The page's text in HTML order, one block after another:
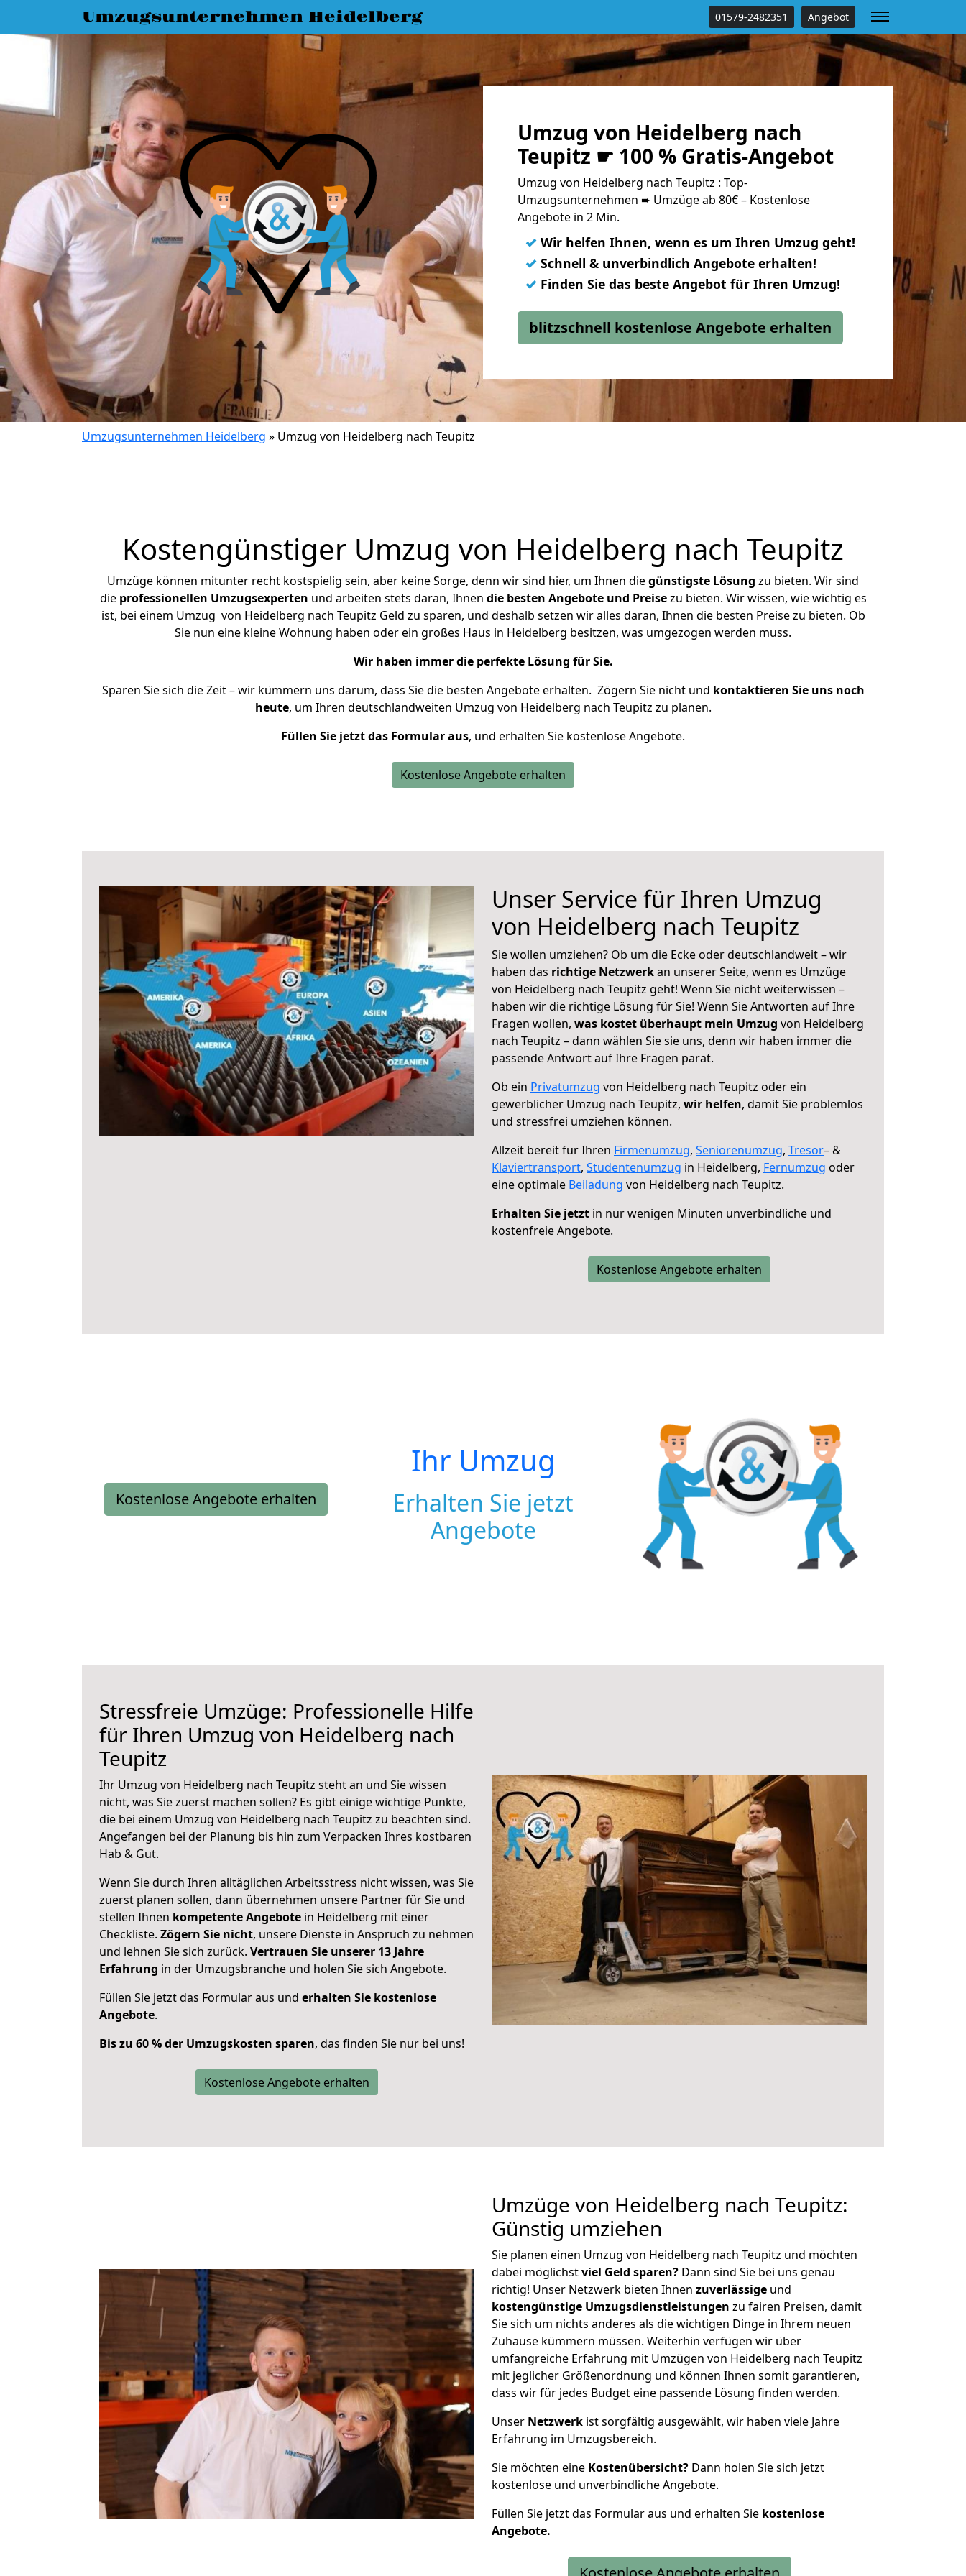
Umzugsunternehmen Heidelberg 01579-2482351 Angebot
Umzug von Heidelberg nach
Teupitz ☛ 100 % Gratis-Angebot
Umzug von Heidelberg nach Teupitz : Top-
Umzugsunternehmen ➨ Umzüge ab 80€ – Kostenlose
Angebote in 2 Min.
✓ Wir helfen Ihnen, wenn es um Ihren Umzug geht!
✓ Schnell & unverbindlich Angebote erhalten!
✓ Finden Sie das beste Angebot für Ihren Umzug!
blitzschnell kostenlose Angebote erhalten
Umzugsunternehmen Heidelberg » Umzug von Heidelberg nach Teupitz
Kostengünstiger Umzug von Heidelberg nach Teupitz
Umzüge können mitunter recht kostspielig sein, aber keine Sorge, denn wir sind hier, um Ihnen diegünstigste Lösung zu bieten. Wir sind
die professionellen Umzugsexperten und arbeiten stets daran, Ihnen die besten Angebote und Preisezu bieten. Wir wissen, wie wichtig es
ist, bei einem Umzug von Heidelberg nach Teupitz Geld zu sparen, und deshalb setzen wir alles daran, Ihnen die besten Preise zu bieten. Ob
Sie nun eine kleine Wohnung haben oder ein großes Haus in Heidelberg besitzen, was umgezogen werden muss.
Wir haben immer die perfekte Lösung für Sie.
Sparen Sie sich die Zeit – wir kümmern uns darum, dass Sie die besten Angebote erhalten. Zögern Sie nicht und kontaktieren Sie uns noch
heute, um Ihren deutschlandweiten Umzug von Heidelberg nach Teupitz zu planen.
Füllen Sie jetzt das Formular aus, und erhalten Sie kostenlose Angebote.
Kostenlose Angebote erhalten
Unser Service für Ihren Umzug
von Heidelberg nach Teupitz
Sie wollen umziehen? Ob um die Ecke oder deutschlandweit – wir
haben das richtige Netzwerkan unserer Seite, wenn es Umzüge
von Heidelberg nach Teupitz geht! Wenn Sie nicht weiterwissen –
haben wir die richtige Lösung für Sie! Wenn Sie Antworten auf Ihre
Fragen wollen, was kostet überhaupt mein Umzug von Heidelberg
nach Teupitz – dann wählen Sie sie uns, denn wir haben immer die
passende Antwort auf Ihre Fragen parat.
Ob ein Privatumzug von Heidelberg nach Teupitz oder ein
gewerblicher Umzug nach Teupitz, wir helfen, damit Sie problemlos
und stressfrei umziehen können.
Allzeit bereit für Ihren Firmenumzug, Seniorenumzug, Tresor– &
Klaviertransport, Studentenumzug in Heidelberg, Fernumzug oder
eine optimale Beiladung von Heidelberg nach Teupitz.
Erhalten Sie jetzt in nur wenigen Minuten unverbindliche und
kostenfreie Angebote.
Kostenlose Angebote erhalten
Kostenlose Angebote erhalten
Ihr Umzug
Erhalten Sie jetzt
Angebote
Stressfreie Umzüge: Professionelle Hilfe
für Ihren Umzug von Heidelberg nach
Teupitz
Ihr Umzug von Heidelberg nach Teupitz steht an und Sie wissen
nicht, was Sie zuerst machen sollen? Es gibt einige wichtige Punkte,
die bei einem Umzug von Heidelberg nach Teupitz zu beachten sind.
Angefangen bei der Planung bis hin zum Verpacken Ihres kostbaren
Hab & Gut.
Wenn Sie durch Ihren alltäglichen Arbeitsstress nicht wissen, was Sie
zuerst planen sollen, dann übernehmen unsere Partner für Sie und
stellen Ihnen kompetente Angebote in Heidelberg mit einer
Checkliste. Zögern Sie nicht, unsere Dienste in Anspruch zu nehmen
und lehnen Sie sich zurück. Vertrauen Sie unserer 13 Jahre
Erfahrung in der Umzugsbranche und holen Sie sich Angebote.
Füllen Sie jetzt das Formular aus und erhalten Sie kostenlose
Angebote.
Bis zu 60 % der Umzugskosten sparen, das finden Sie nur bei uns!
Kostenlose Angebote erhalten
Umzüge von Heidelberg nach Teupitz:
Günstig umziehen
Sie planen einen Umzug von Heidelberg nach Teupitz und möchten
dabei möglichstviel Geld sparen? Dann sind Sie bei uns genau
richtig! Unser Netzwerk bieten Ihnen zuverlässige und
kostengünstige Umzugsdienstleistungen zu fairen Preisen, damit
Sie sich um nichts anderes als die wichtigen Dinge in Ihrem neuen
Zuhause kümmern müssen. Weiterhin verfügen wir über
umfangreiche Erfahrung mit Umzügen von Heidelberg nach Teupitz
mit jeglicher Größenordnung und können Ihnen somit garantieren,
dass wir für jedes Budget eine passende Lösung finden werden.
Unser Netzwerk ist sorgfältig ausgewählt, wir haben viele Jahre
Erfahrung im Umzugsbereich.
Sie möchten eine Kostenübersicht? Dann holen Sie sich jetzt
kostenlose und unverbindliche Angebote.
Füllen Sie jetzt das Formular aus und erhalten Sie kostenlose
Angebote.